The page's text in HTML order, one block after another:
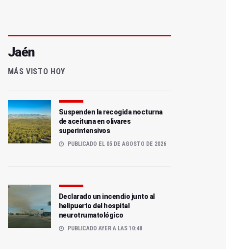
Jaén
MÁS VISTO HOY
Suspenden la recogida nocturna
de aceituna en olivares
superintensivos
PUBLICADO EL 05 DE AGOSTO DE 2026
Declarado un incendio junto al
helipuerto del hospital
neurotrumatológico
PUBLICADO AYER A LAS 10:48